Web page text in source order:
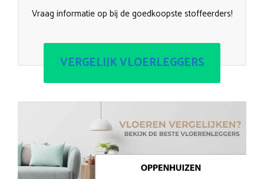
Vraag informatie op bij de goedkoopste stoffeerders!
VERGELIJK VLOERLEGGERS